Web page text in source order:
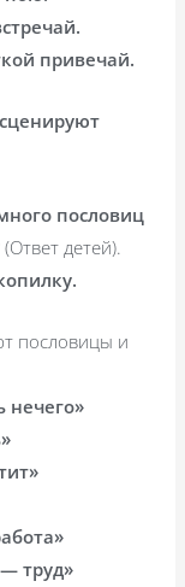
привечай.
пословиц
(Ответ детей).
пословицы и
нечего»
труд»